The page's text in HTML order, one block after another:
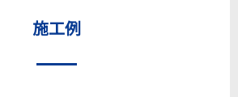
施工例